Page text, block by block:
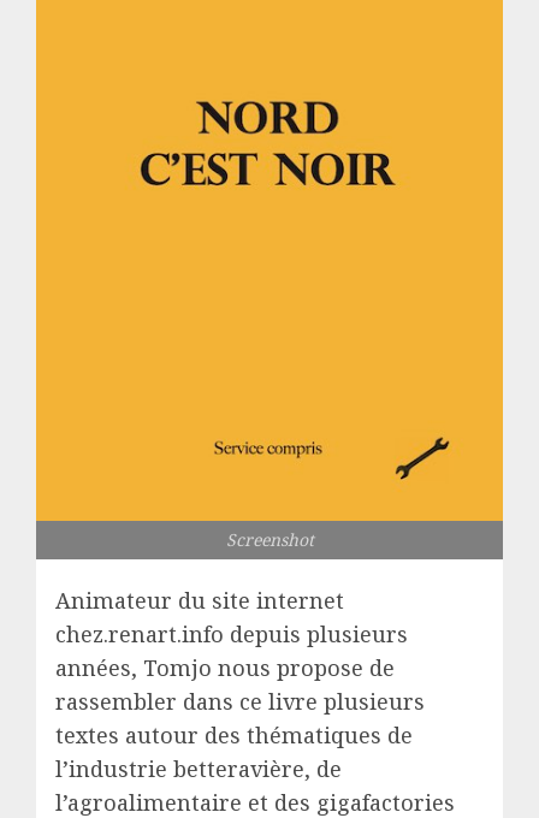
Screenshot
Animateur du site internet
chez.renart.info depuis plusieurs
années, Tomjo nous propose de
rassembler dans ce livre plusieurs
textes autour des thématiques de
l’industrie betteravière, de
l’agroalimentaire et des gigafactories